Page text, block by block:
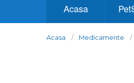
Acasa
Acasa Medicamente